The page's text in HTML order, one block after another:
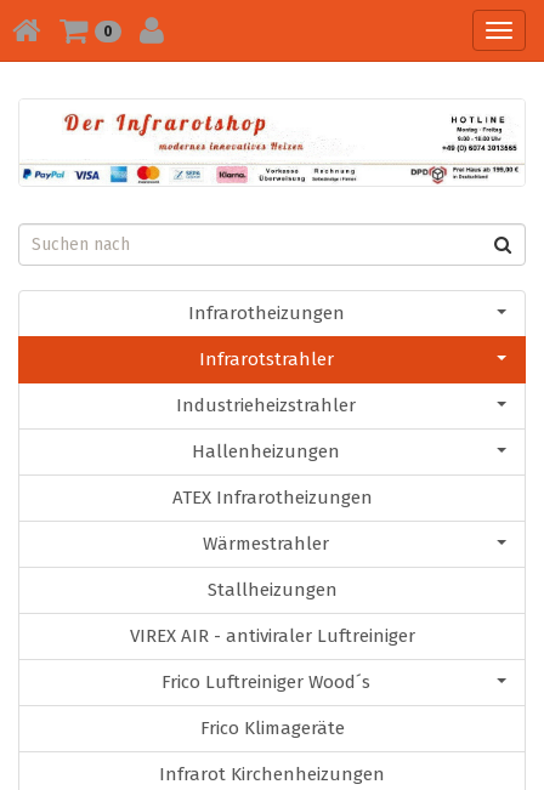
0
Infrarotheizungen
Infrarotstrahler
Industrieheizstrahler
Hallenheizungen
ATEX Infrarotheizungen
Wärmestrahler
Stallheizungen
VIREX AIR - antiviraler Luftreiniger
Frico Luftreiniger Wood´s
Frico Klimageräte
Infrarot Kirchenheizungen